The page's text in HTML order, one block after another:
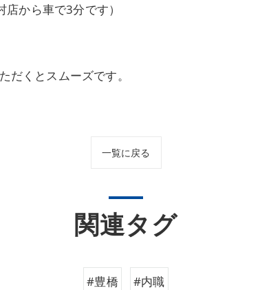
から車で3分です）
だくとスムーズです。
一覧に戻る
関連タグ
#豊橋 #内職